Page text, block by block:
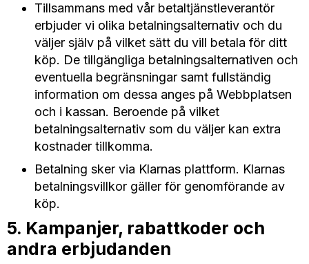
Tillsammans med vår betaltjänstleverantör
erbjuder vi olika betalningsalternativ och du
väljer själv på vilket sätt du vill betala för ditt
köp. De tillgängliga betalningsalternativen och
eventuella begränsningar samt fullständig
information om dessa anges på Webbplatsen
och i kassan. Beroende på vilket
betalningsalternativ som du väljer kan extra
kostnader tillkomma.
Betalning sker via Klarnas plattform. Klarnas
betalningsvillkor gäller för genomförande av
köp.
5. Kampanjer, rabattkoder och
andra erbjudanden